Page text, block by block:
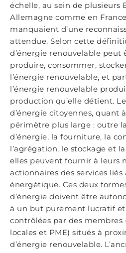
échelle, au sein de plusieurs
Allemagne comme en
manquaient d’une
attendue. Selon cette
d’énergie renouvelable peut
produire, consommer,
l’énergie renouvelable, et
l’énergie renouvelable
production qu’elle détient.
d’énergie citoyennes, quant
périmètre plus large : outre
d’énergie, la fourniture, la
l’agrégation, le stockage et
elles peuvent fournir à leurs
actionnaires des services liés
énergétique. Ces deux
d’énergie doivent être
à un but purement lucratif
contrôlées par des membres
locales et PME) situés à
d’énergie renouvelable.